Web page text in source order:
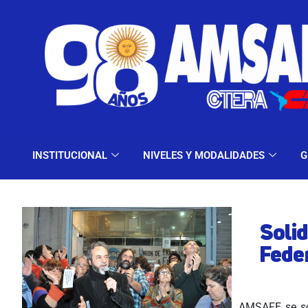
INSTITUCIONAL NIVELES Y MODALIDADES
INSTITUCIONAL